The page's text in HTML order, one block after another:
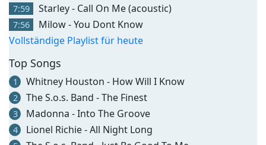
7:59 Starley - Call On Me (acoustic)
7:56
Milow - You Dont Know
Vollständige Playlist für heute
Top Songs
1 Whitney Houston - How Will I Know
2 The S.o.s. Band - The Finest
3 Madonna - Into The Groove
4 Lionel Richie - All Night Long